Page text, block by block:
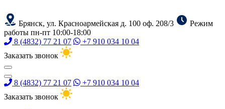
Брянск, ул. Красноармейская д. 100 оф. 208/3
Режим
работы пн-пт 10:00-18:00
8 (4832) 77 21 07
+7 910 034 10 04
Заказать звонок
8 (4832) 77 21 07
+7 910 034 10 04
Заказать звонок